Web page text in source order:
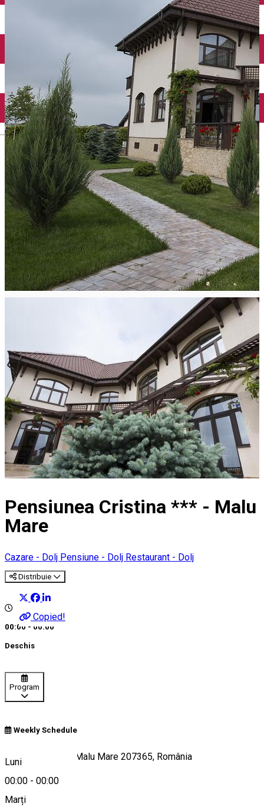
English
Încărcare vehicule electrice
Pensiunea Cristina *** - Malu
Mare
Cazare - Dolj Pensiune - Dolj Restaurant - Dolj
Distribuie
Copied!
00:00 - 00:00
Deschis
Program
Weekly Schedule
Luni
00:00 - 00:00
Marți
strada frasinului, Malu Mare 207365, România
Hartă